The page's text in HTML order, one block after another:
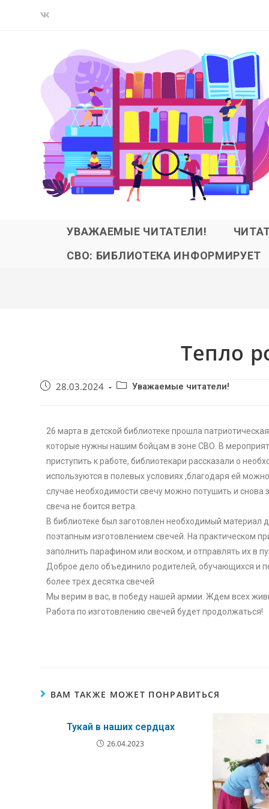
УВАЖАЕМЫЕ ЧИТАТЕЛИ!
СВО: БИБЛИОТЕКА ИНФОРМИРУЕТ
Тепло
28.03.2024 Уважаемые читатели!
26 марта в детской библиотеке прошла
которые нужны нашим бойцам в зоне СВО. В
приступить к работе, библиотекари рассказали о
используются в полевых условиях ,благодаря ей
случае необходимости свечу можно потушить и
свеча не боится ветра.
В библиотеке был заготовлен необходимый материал
поэтапным изготовлением свечей. На практическом
заполнить парафином или воском, и отправлять их в
Доброе дело объединило родителей, обучающихся и
более трех десятка свечей
Мы верим в вас, в победу нашей армии. Ждем всех
Работа по изготовлению свечей будет продолжаться!
ВАМ ТАКЖЕ МОЖЕТ ПОНРАВИТЬСЯ
Тукай в наших сердцах
26.04.2023